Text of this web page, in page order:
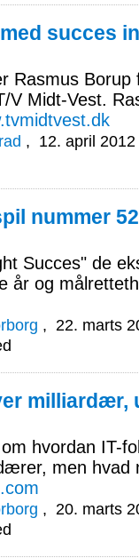
succes
Rasmus Borup
V Midt-Vest.
, 12. april
nummer
Succes" de
år og
, 22. marts
milliardær,
hvordan IT-
men hvad
, 20. marts